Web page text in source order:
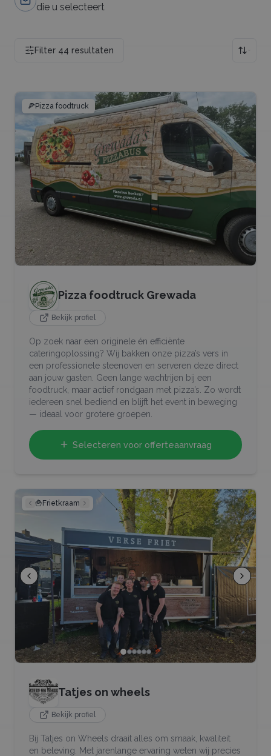
die u selecteert
Filter 44 resultaten
🍕Pizza foodtruck
Pizza foodtruck Grewada
Bekijk profiel
Op zoek naar een originele én efficiënte
cateringoplossing? Wij bakken onze pizza’s vers in
een professionele steenoven en serveren deze direct
aan jouw gasten. Geen lange wachtrijen bij een
foodtruck, maar actief rondgaan met pizza’s. Zo wordt
iedereen snel bediend en blijft het event in beweging
— ideaal voor grotere groepen.
Selecteren voor offerteaanvraag
🍟Frietkraam
Tatjes on wheels
Bekijk profiel
Bij Tatjes on Wheels draait alles om smaak, kwaliteit
en beleving. Met jarenlange ervaring weten wij precies